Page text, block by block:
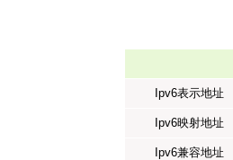
Ipv6表示地址
Ipv6映射地址
Ipv6兼容地址